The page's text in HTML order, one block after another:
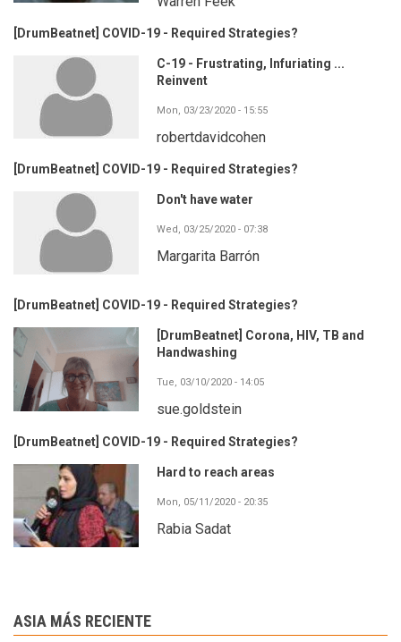
[DrumBeatnet] COVID-19 - Required Strategies?
C-19 - Frustrating, Infuriating ...
Reinvent
Mon, 03/23/2020 - 15:55
robertdavidcohen
[DrumBeatnet] COVID-19 - Required Strategies?
Don't have water
Wed, 03/25/2020 - 07:38
Margarita Barrón
[DrumBeatnet] COVID-19 - Required Strategies?
[DrumBeatnet] Corona, HIV, TB and
Handwashing
Tue, 03/10/2020 - 14:05
sue.goldstein
[DrumBeatnet] COVID-19 - Required Strategies?
Hard to reach areas
Mon, 05/11/2020 - 20:35
Rabia Sadat
ASIA MÁS RECIENTE